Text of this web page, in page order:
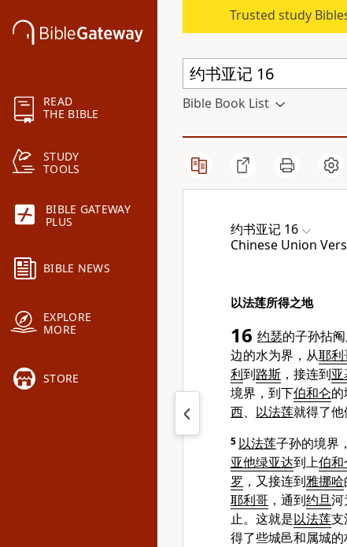
READ
THE BIBLE
STUDY
TOOLS
BIBLE GATEWAY
PLUS
BIBLE NEWS
EXPLORE
MORE
STORE
Trusted study
Bible Book List
约书亚记 16
Chinese Union
以法莲所得之地
16 约瑟的子孙拈
边的水为界，从耶利
利到路斯 ，接连到亚
境界，到下伯和仑
西、 以法莲就得了他
5 以法莲子孙的境界
亚他绿亚达到上伯和
罗 ，又接连到雅挪哈
耶利哥 ，通到约旦河
止。这就是以法莲支
得了些城邑和属城